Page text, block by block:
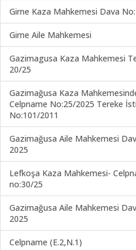
Girne Kaza Mahkemesi Dava
Girne Aile Mahkemesi
Gazimagusa Kaza Mahkemesi
20/25
Gazimağusa Kaza
Celpname No:25/2025 Tereke
No:101/2011
Gazimağusa Aile Mahkemesi
2025
Lefkoşa Kaza Mahkemesi-
no:30/25
Gazimağusa Aile Mahkemesi
2025
Celpname (E.2,N.1)